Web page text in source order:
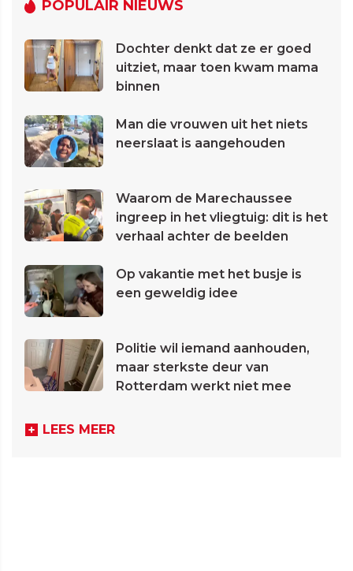
POPULAIR NIEUWS
Dochter denkt dat ze er goed
uitziet, maar toen kwam mama
binnen
Man die vrouwen uit het niets
neerslaat is aangehouden
Waarom de Marechaussee
ingreep in het vliegtuig: dit is het
verhaal achter de beelden
Op vakantie met het busje is
een geweldig idee
Politie wil iemand aanhouden,
maar sterkste deur van
Rotterdam werkt niet mee
LEES MEER